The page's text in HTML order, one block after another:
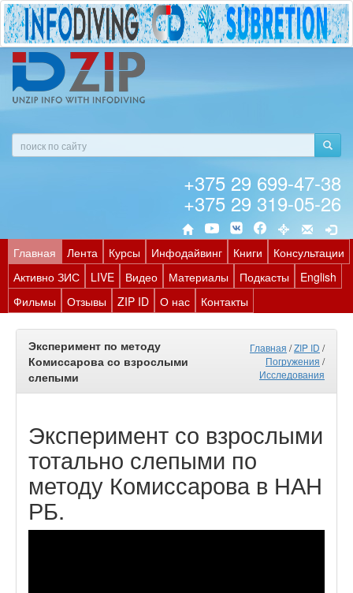
+375 29 699-47-38
+375 29 319-05-26
Главная Лента Курсы Инфодайвинг Книги
Консультации
Активно ЗИС
LIVE Видео Материалы Подкасты
English
Фильмы
Отзывы ZIP ID О нас Контакты
Эксперимент по методу
Комиссарова со взрослыми
слепыми
Главная /ZIP ID /
Погружения /
Исследования
Эксперимент со взрослыми
тотально слепыми по
методу Комиссарова в НАН
РБ.